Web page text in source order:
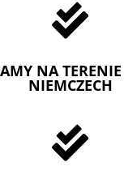

NA TERENIE
NIEMCZECH
